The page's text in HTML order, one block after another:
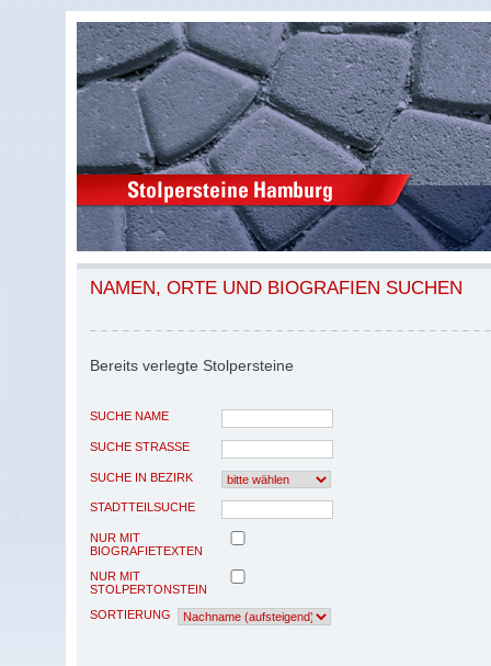
NAMEN, ORTE UND BIOGRAFIEN SUCHEN
Bereits verlegte Stolpersteine
SUCHE NAME
SUCHE STRASSE
SUCHE IN BEZIRK
STADTTEILSUCHE
NUR MIT
BIOGRAFIETEXTEN
NUR MIT
STOLPERTONSTEIN
SORTIERUNG